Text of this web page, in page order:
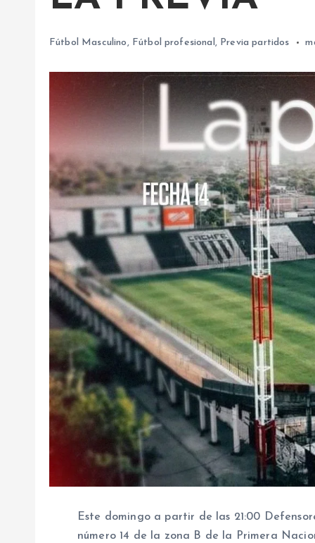
Fútbol Masculino, Fútbol profesional, Previa partidos
Este domingo a partir de las 21:00
número 14 de la zona B de la Primera